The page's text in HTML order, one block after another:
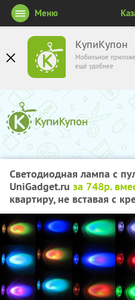
КупиКупон
Мобильное
ещё удобнее
Меню
Светодиодная лампа с
UniGadget.ru за 748р.
квартиру, не вставая с